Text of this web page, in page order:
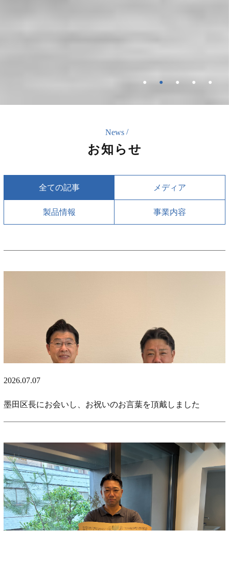
● ● ● ● ●
News
お知らせ
全ての記事 メディア
製品情報 事業内容
2026.07.07
墨田区長にお会いし、お祝いのお言葉を頂戴しました